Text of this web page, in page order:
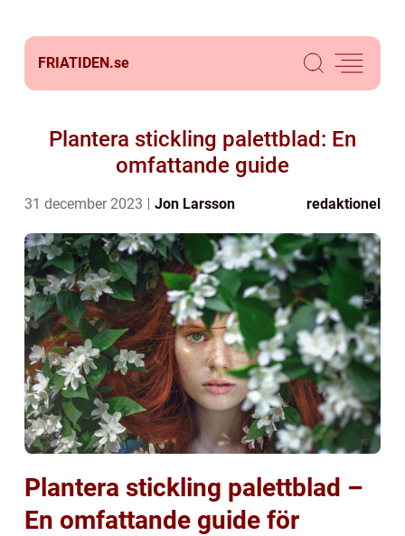
FRIATIDEN.se
Plantera stickling palettblad: En
omfattande guide
31 december 2023 Jon Larsson redaktionel
Plantera stickling palettblad –
En omfattande guide för